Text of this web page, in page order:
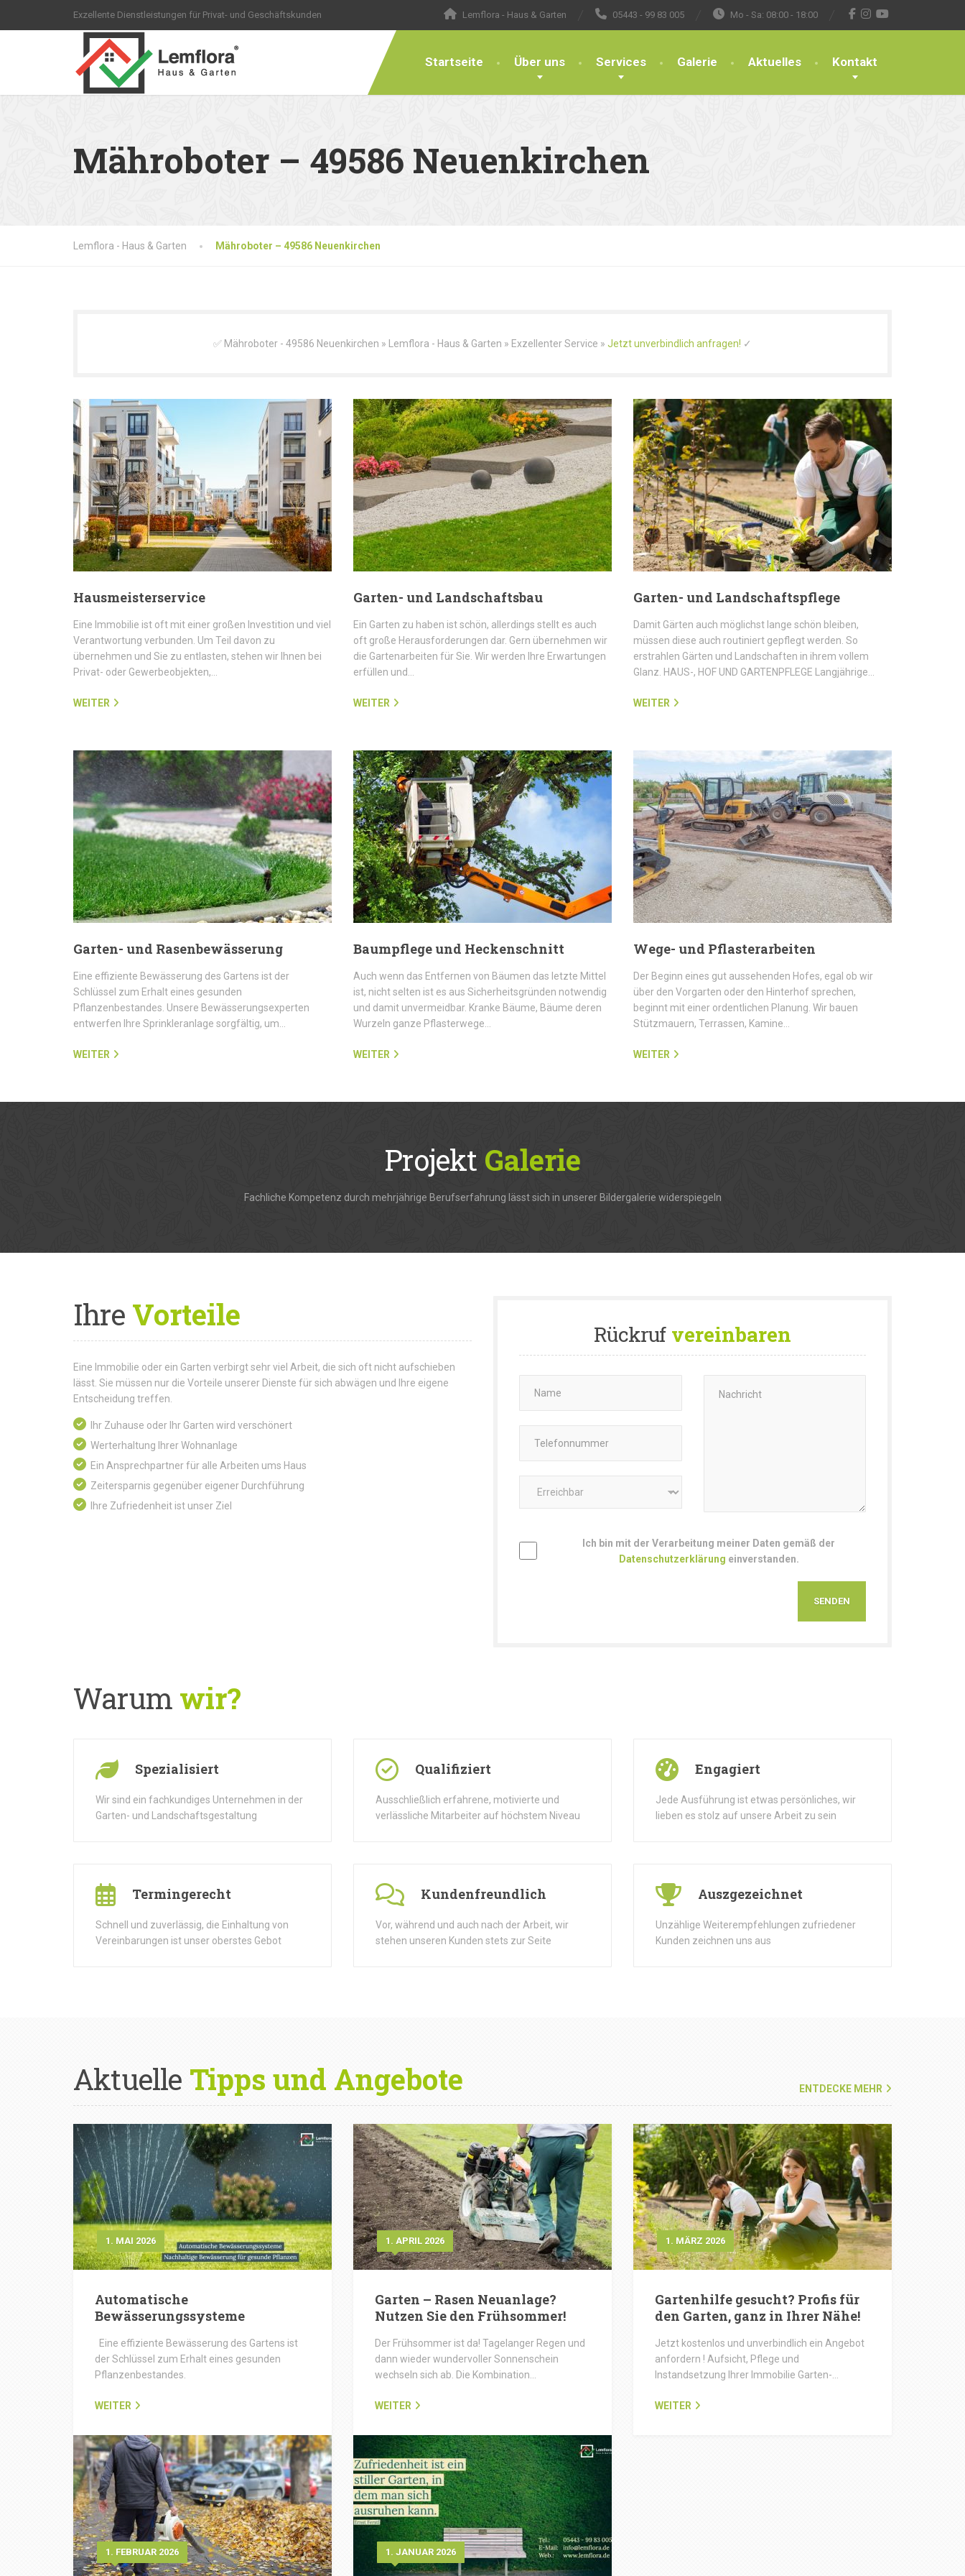
Exzellente Dienstleistungen für Privat- und Geschäftskunden Lemflora - Haus & Garten 05443 - 99 83 005 Mo - Sa: 08:00 - 18:00
Startseite Über uns Services Galerie Aktuelles Kontakt
Mähroboter – 49586 Neuenkirchen
Lemflora - Haus & Garten Mähroboter – 49586 Neuenkirchen
✅ Mähroboter - 49586 Neuenkirchen » Lemflora - Haus & Garten » Exzellenter Service » Jetzt unverbindlich anfragen! ✓
Hausmeisterservice
Eine Immobilie ist oft mit einer großen Investition und viel
Verantwortung verbunden. Um Teil davon zu
übernehmen und Sie zu entlasten, stehen wir Ihnen bei
Privat- oder Gewerbeobjekten,…
WEITER
Garten- und Landschaftsbau
Ein Garten zu haben ist schön, allerdings stellt es auch
oft große Herausforderungen dar. Gern übernehmen wir
die Gartenarbeiten für Sie. Wir werden Ihre Erwartungen
erfüllen und…
WEITER
Garten- und Landschaftspflege
Damit Gärten auch möglichst lange schön bleiben,
müssen diese auch routiniert gepflegt werden. So
erstrahlen Gärten und Landschaften in ihrem vollem
Glanz. HAUS-, HOF UND GARTENPFLEGE Langjährige…
WEITER
Garten- und Rasenbewässerung
Eine effiziente Bewässerung des Gartens ist der
Schlüssel zum Erhalt eines gesunden
Pflanzenbestandes. Unsere Bewässerungsexperten
entwerfen Ihre Sprinkleranlage sorgfältig, um…
WEITER
Baumpflege und Heckenschnitt
Auch wenn das Entfernen von Bäumen das letzte Mittel
ist, nicht selten ist es aus Sicherheitsgründen notwendig
und damit unvermeidbar. Kranke Bäume, Bäume deren
Wurzeln ganze Pflasterwege…
WEITER
Wege- und Pflasterarbeiten
Der Beginn eines gut aussehenden Hofes, egal ob wir
über den Vorgarten oder den Hinterhof sprechen,
beginnt mit einer ordentlichen Planung. Wir bauen
Stützmauern, Terrassen, Kamine…
WEITER
Projekt Galerie
Fachliche Kompetenz durch mehrjährige Berufserfahrung lässt sich in unserer Bildergalerie widerspiegeln
IhreVorteile
Eine Immobilie oder ein Garten verbirgt sehr viel Arbeit, die sich oft nicht aufschieben
lässt. Sie müssen nur die Vorteile unserer Dienste für sich abwägen und Ihre eigene
Entscheidung treffen.
Ihr Zuhause oder Ihr Garten wird verschönert
Werterhaltung Ihrer Wohnanlage
Ein Ansprechpartner für alle Arbeiten ums Haus
Zeitersparnis gegenüber eigener Durchführung
Ihre Zufriedenheit ist unser Ziel
Rückrufvereinbaren
Ich bin mit der Verarbeitung meiner Daten gemäß der
Datenschutzerklärung einverstanden.
Warum wir?
Spezialisiert
Wir sind ein fachkundiges Unternehmen in der
Garten- und Landschaftsgestaltung
Termingerecht
Schnell und zuverlässig, die Einhaltung von
Vereinbarungen ist unser oberstes Gebot
Qualifiziert
Ausschließlich erfahrene, motivierte und
verlässliche Mitarbeiter auf höchstem Niveau
Kundenfreundlich
Vor, während und auch nach der Arbeit, wir
stehen unseren Kunden stets zur Seite
Engagiert
Jede Ausführung ist etwas persönliches, wir
lieben es stolz auf unsere Arbeit zu sein
Auszgezeichnet
Unzählige Weiterempfehlungen zufriedener
Kunden zeichnen uns aus
Aktuelle Tipps und Angebote ENTDECKE MEHR
1. MAI 2026
Automatische
Bewässerungssysteme
Eine effiziente Bewässerung des Gartens ist
der Schlüssel zum Erhalt eines gesunden
Pflanzenbestandes.
WEITER
1. APRIL 2026
Garten – Rasen Neuanlage?
Nutzen Sie den Frühsommer!
Der Frühsommer ist da! Tagelanger Regen und
dann wieder wundervoller Sonnenschein
wechseln sich ab. Die Kombination…
WEITER
1. MÄRZ 2026
Gartenhilfe gesucht? Profis für
den Garten, ganz in Ihrer Nähe!
Jetzt kostenlos und unverbindlich ein Angebot
anfordern ! Aufsicht, Pflege und
Instandsetzung Ihrer Immobilie Garten-…
WEITER
1. FEBRUAR 2026 1. JANUAR 2026